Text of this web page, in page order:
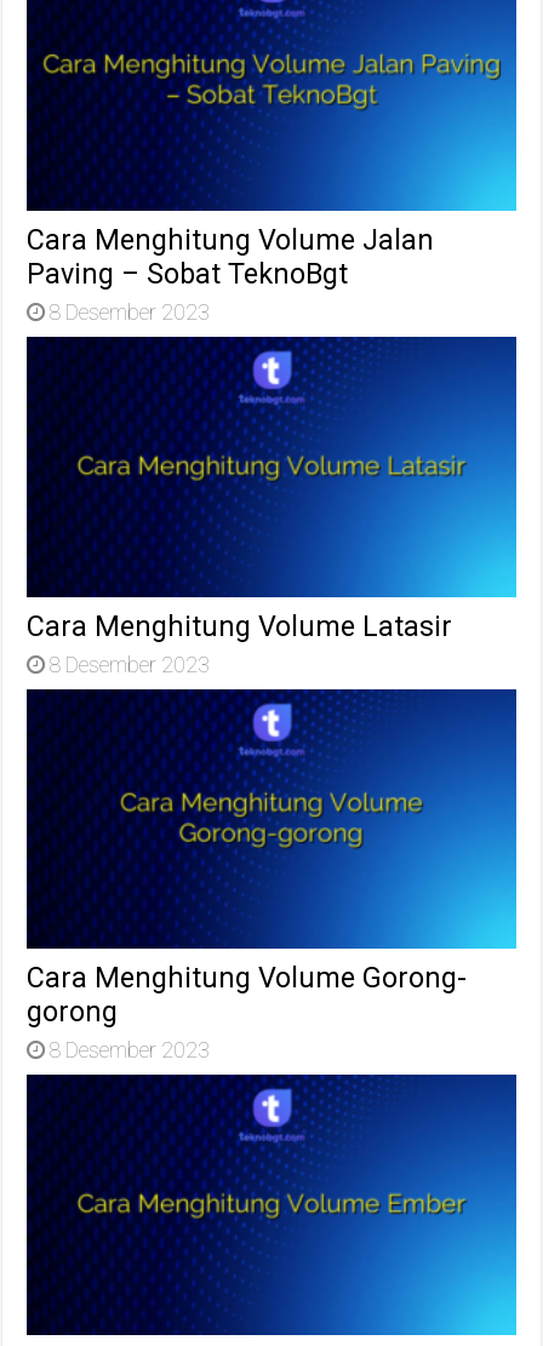
Cara Menghitung Volume Jalan
Paving – Sobat TeknoBgt
8 Desember 2023
Cara Menghitung Volume Latasir
8 Desember 2023
Cara Menghitung Volume Gorong-
gorong
8 Desember 2023